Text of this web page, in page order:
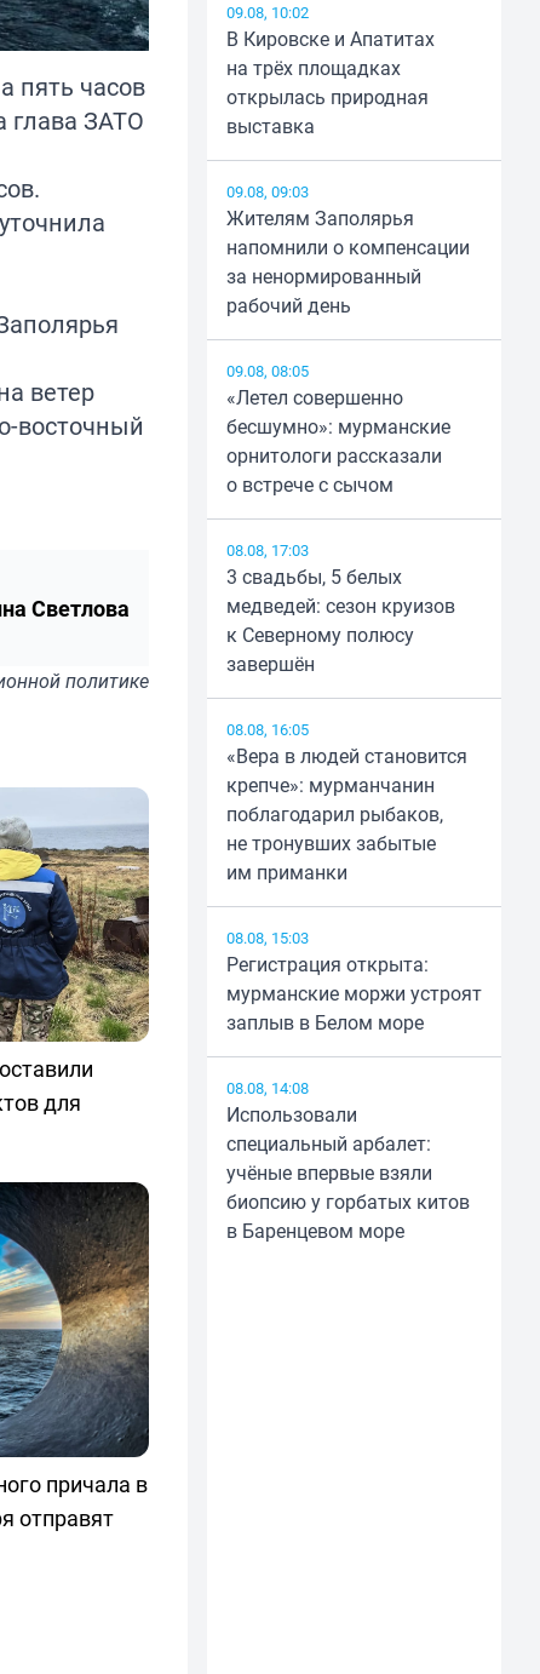
пять часов
глава ЗАТО
ветер
восточный
Светлова
политике
для
причала в
отправят
09.08, 10:02
В Кировске и Апатитах
на трёх площадках
открылась природная
выставка
09.08, 09:03
Жителям Заполярья
напомнили о компенсации
за ненормированный
рабочий день
09.08, 08:05
«Летел совершенно
бесшумно»: мурманские
орнитологи рассказали
о встрече с сычом
08.08, 17:03
3 свадьбы, 5 белых
медведей: сезон круизов
к Северному полюсу
завершён
08.08, 16:05
«Вера в людей становится
крепче»: мурманчанин
поблагодарил рыбаков,
не тронувших забытые
им приманки
08.08, 15:03
Регистрация открыта:
мурманские моржи устроят
заплыв в Белом море
08.08, 14:08
Использовали
специальный арбалет:
учёные впервые взяли
биопсию у горбатых китов
в Баренцевом море